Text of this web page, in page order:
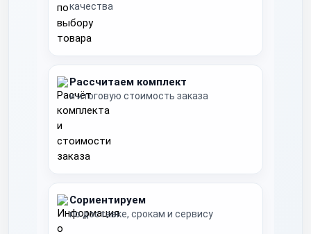
качества
Рассчитаем комплект
и итоговую стоимость заказа
Сориентируем
по доставке, срокам и сервису